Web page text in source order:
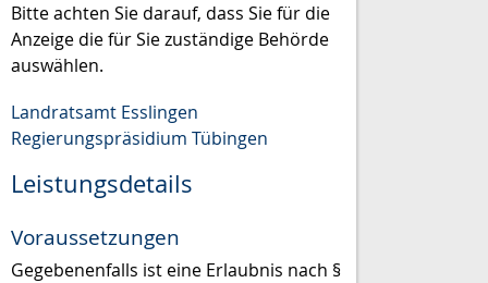
Bitte achten Sie darauf, dass Sie für die
Anzeige die für Sie zuständige Behörde
auswählen.
Landratsamt Esslingen
Regierungspräsidium Tübingen
Leistungsdetails
Voraussetzungen
Gegebenenfalls ist eine Erlaubnis nach §